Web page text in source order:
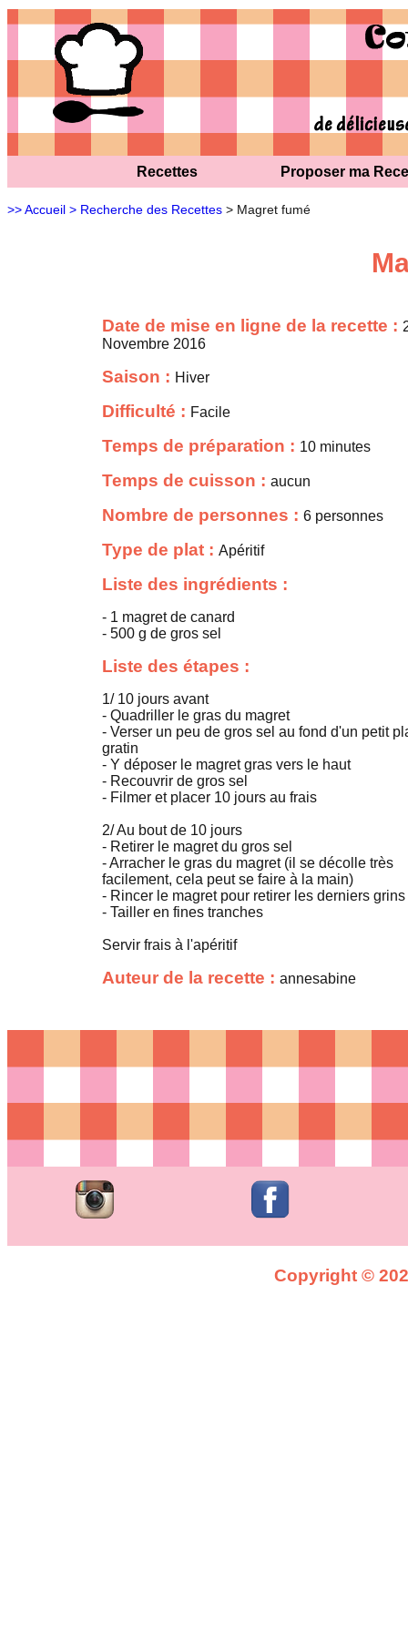
Recettes Proposer ma
>> Accueil > Recherche des Recettes > Magret fumé
Date de mise en ligne de la recette :
Novembre 2016
Saison : Hiver
Difficulté : Facile
Temps de préparation : 10 minutes
Temps de cuisson : aucun
Nombre de personnes : 6 personnes
Type de plat : Apéritif
Liste des ingrédients :
- 1 magret de canard
- 500 g de gros sel
Liste des étapes :
1/ 10 jours avant
- Quadriller le gras du magret
- Verser un peu de gros sel au fond d'un petit
gratin
- Y déposer le magret gras vers le haut
- Recouvrir de gros sel
- Filmer et placer 10 jours au frais
2/ Au bout de 10 jours
- Retirer le magret du gros sel
- Arracher le gras du magret (il se décolle très
facilement, cela peut se faire à la main)
- Rincer le magret pour retirer les derniers
- Tailler en fines tranches
Servir frais à l'apéritif
Auteur de la recette : annesabine
Copyright ©